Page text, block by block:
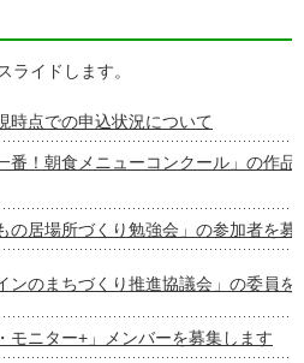
イドします。
時点での申込状況について
番！朝食メニューコンクール」の作品
居場所づくり勉強会」の参加者を募
ンのまちづくり推進協議会」の委員を
モニター+」メンバーを募集します